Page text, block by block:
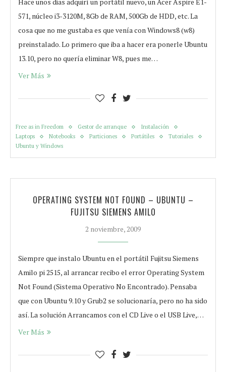
571, núcleo i3-3120M, 8Gb de RAM, 500Gb de HDD, etc. La
cosa que no me gustaba es que venía con Windows8 (w8)
preinstalado. Lo primero que iba a hacer era ponerle Ubuntu
13.10, pero no quería eliminar W8, pues me…
Ver Más
Free as in Freedom Gestor de arranque
Instalación
Laptops
Notebooks Particiones Portátiles
Tutoriales
Ubuntu y Windows
OPERATING SYSTEM NOT FOUND – UBUNTU –
FUJITSU SIEMENS AMILO
2 noviembre, 2009
Siempre que instalo Ubuntu en el portátil Fujitsu Siemens
Amilo pi 2515, al arrancar recibo el error Operating System
Not Found (Sistema Operativo No Encontrado). Pensaba
que con Ubuntu 9.10 y Grub2 se solucionaría, pero no ha sido
así. La solución Arrancamos con el CD Live o el USB Live,…
Ver Más